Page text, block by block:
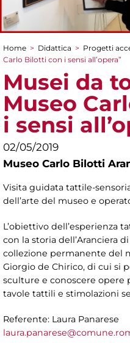
Tu sei qui
Home > Didattica > Progetti
Carlo Bilotti con i sensi all’opera”
Musei da
Museo
i sensi
02/05/2019
Museo Carlo Bilotti
Visita guidata tattile-
dell’arte del museo e
L’obiettivo dell’esperienza
con la storia dell’Aranciera
collezione permanente del
Giorgio de Chirico, di cui si
sculture e conoscere opere
tavole tattili e stimolazioni
Referente: Laura Panarese